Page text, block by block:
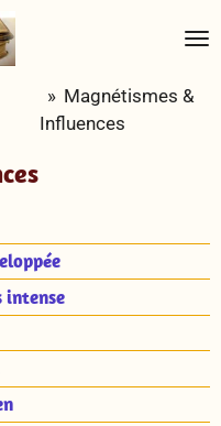
» Magnétismes &
Influences
intense